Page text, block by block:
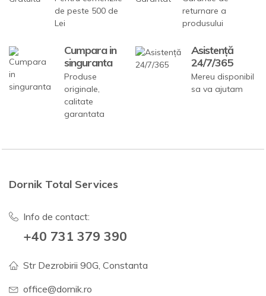
de peste 500 de
Lei
returnare a
produsului
Cumpara in
singuranta
Produse
originale,
calitate
garantata
Asistență
24/7/365
Mereu disponibil
sa va ajutam
Dornik Total Services
Info de contact:
+40 731 379 390
Str Dezrobirii 90G, Constanta
office@dornik.ro